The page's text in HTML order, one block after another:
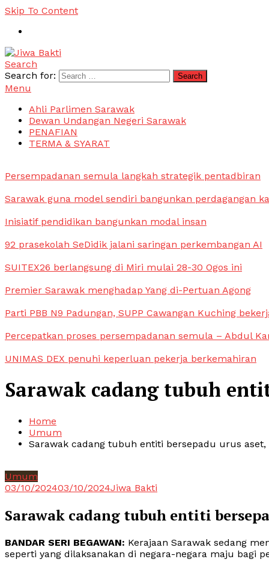
Skip To Content
Jiwa Bakti
Suara PBB Sarawak
Search
Search for:
Menu
Ahli Parlimen Sarawak
Dewan Undangan Negeri Sarawak
PENAFIAN
TERMA & SYARAT
Persempadanan semula langkah strategik pentadbiran
Sarawak guna model sendiri bangunkan perdagangan
Inisiatif pendidikan bangunkan modal insan
92 prasekolah SeDidik jalani saringan perkembangan AI
SUITEX26 berlangsung di Miri mulai 28-30 Ogos ini
Premier Sarawak menghadap Yang di-Pertuan Agong
Parti PBB N9 Padungan, SUPP Cawangan Kuching
Percepatkan proses persempadanan semula – Abdul
UNIMAS DEX penuhi keperluan pekerja berkemahiran
Sarawak cadang tubuh
Home
Umum
Sarawak cadang tubuh entiti bersepadu urus
Umum
03/10/202403/10/2024Jiwa Bakti
Sarawak cadang tubuh entiti
BANDAR SERI BEGAWAN: Kerajaan Sarawak sedang
seperti yang dilaksanakan di negara-negara maju bagi